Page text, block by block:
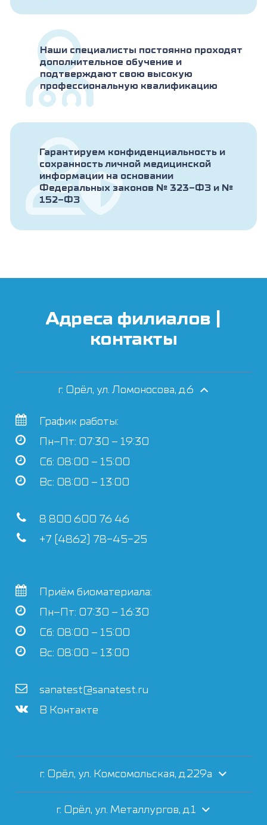
Наши специалисты постоянно проходят
дополнительное обучение и
подтверждают свою высокую
профессиональную квалификацию
Гарантируем конфиденциальность и
сохранность личной медицинской
информации на основании
Федеральных законов № 323-ФЗ и №
152-ФЗ
Адреса филиалов |
контакты
г. Орёл, ул. Ломоносова, д.6
График работы:
Пн–Пт: 07:30 – 19:30
Сб: 08:00 – 15:00
Вс: 08:00 – 13:00
8 800 600 76 46
+7 (4862) 78-45-25
Приём биоматериала:
Пн–Пт: 07:30 – 16:30
Сб: 08:00 – 15:00
Вс: 08:00 – 13:00
sanatest@sanatest.ru
В Контакте
г. Орёл, ул. Комсомольская, д.229а
г. Орёл, ул. Металлургов, д.1